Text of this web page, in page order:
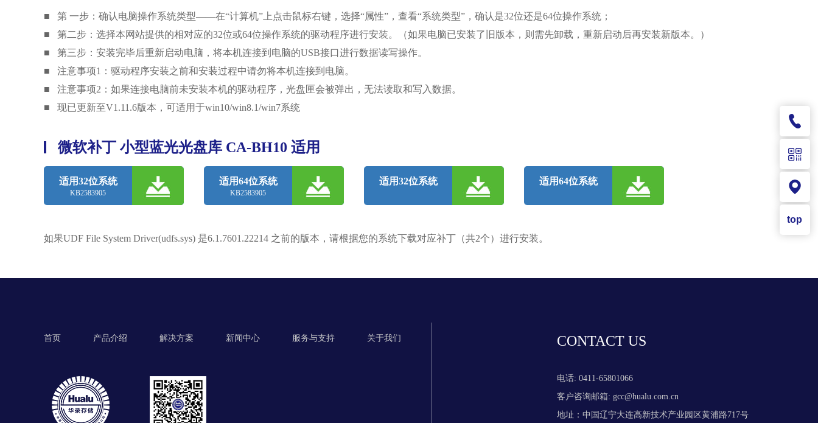
■ 第 一步：确认电脑操作系统类型——在“计算机”上点击鼠标右键，选择“属性”，查看“系统类型”，确认是32位还是64位操作系统；
■ 第二步：选择本网站提供的相对应的32位或64位操作系统的驱动程序进行安装。（如果电脑已安装了旧版本，则需先卸载，重新启动后再安装新版本。）
■ 第三步：安装完毕后重新启动电脑，将本机连接到电脑的USB接口进行数据读写操作。
■ 注意事项1：驱动程序安装之前和安装过程中请勿将本机连接到电脑。
■ 注意事项2：如果连接电脑前未安装本机的驱动程序，光盘匣会被弹出，无法读取和写入数据。
■ 现已更新至V1.11.6版本，可适用于win10/win8.1/win7系统
微软补丁 小型蓝光光盘库 CA-BH10 适用
适用32位系统
KB2583905
适用64位系统
KB2583905
适用32位系统 适用64位系统
如果UDF File System Driver(udfs.sys) 是6.1.7601.22214 之前的版本，请根据您的系统下载对应补丁（共2个）进行安装。
首页 产品介绍 解决方案 新闻中心 服务与支持 关于我们 CONTACT US
电话: 0411-65801066
客户咨询邮箱: gcc@hualu.com.cn
地址：中国辽宁大连高新技术产业园区黄浦路717号
top